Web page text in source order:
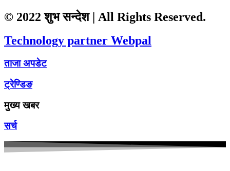
© 2022 शुभ सन्देश | All Rights Reserved.
Technology partner Webpal
ताजा अपडेट
ट्रेण्डिङ
मुख्य खबर
सर्च